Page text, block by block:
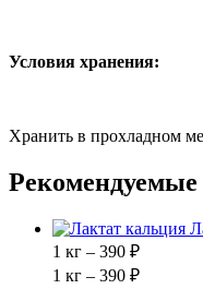
Условия хранения:
Хранить в прохладном
1 кг – 390 ₽
1 кг – 390 ₽